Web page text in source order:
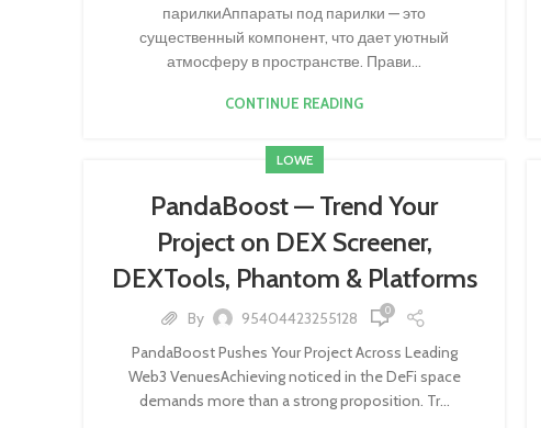
парилкиАппараты под парилки — это
существенный компонент, что дает уютный
атмосферу в пространстве. Прави...
CONTINUE READING
LOWE
PandaBoost — Trend Your
Project on DEX Screener,
DEXTools, Phantom & Platforms
By 95404423255128 0
PandaBoost Pushes Your Project Across Leading
Web3 VenuesAchieving noticed in the DeFi space
demands more than a strong proposition. Tr...